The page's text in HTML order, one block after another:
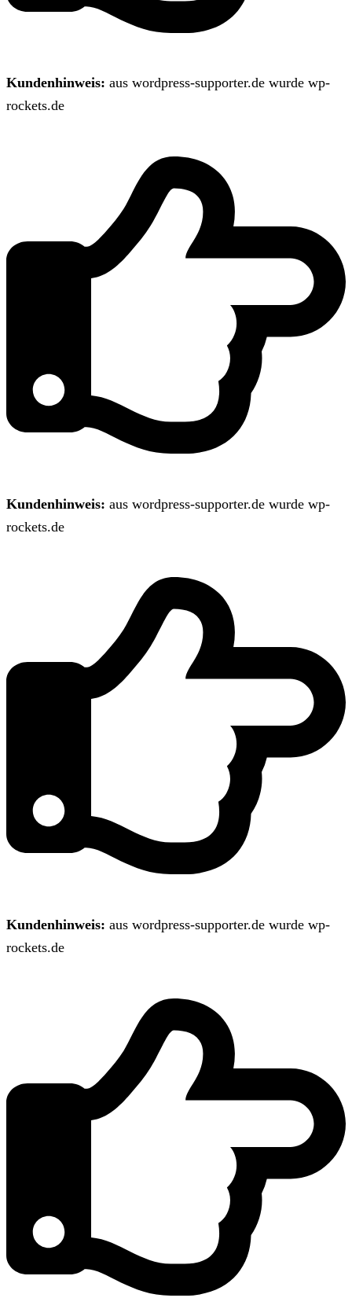
Kundenhinweis: aus wordpress-supporter.de wurde wp-
rockets.de
Kundenhinweis: aus wordpress-supporter.de wurde wp-
rockets.de
Kundenhinweis: aus wordpress-supporter.de wurde wp-
rockets.de